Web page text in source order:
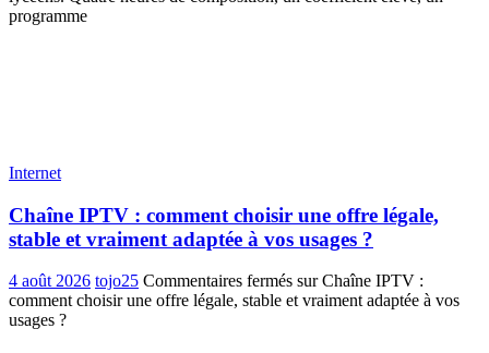
programme
Internet
Chaîne IPTV : comment choisir une offre légale,
stable et vraiment adaptée à vos usages ?
4 août 2026 tojo25 Commentaires fermés sur Chaîne IPTV :
comment choisir une offre légale, stable et vraiment adaptée à vos
usages ?